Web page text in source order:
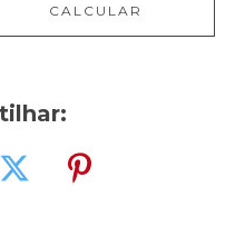
CALCULAR